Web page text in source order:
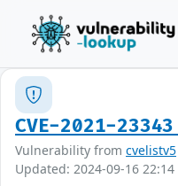
CVE-2021-23343
Vulnerability from cvelistv5
Updated: 2024-09-16 22:14